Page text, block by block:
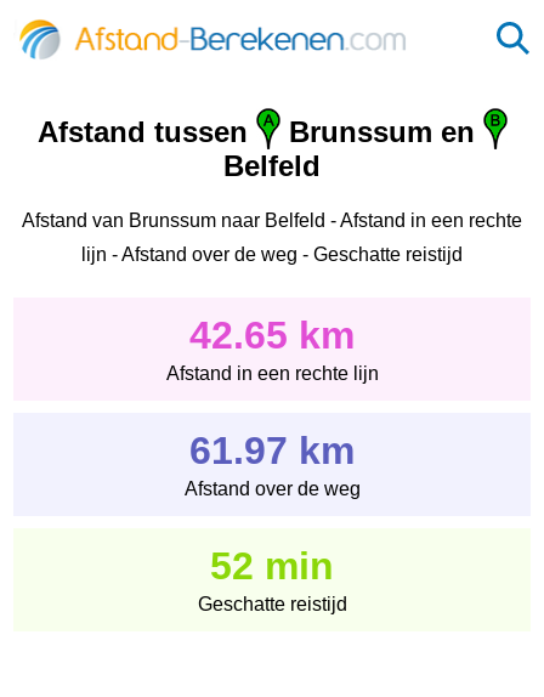
Afstand tussen
Brunssum en
Belfeld
Afstand van Brunssum naar Belfeld - Afstand in een rechte
lijn - Afstand over de weg - Geschatte reistijd
42.65 km
Afstand in een rechte lijn
61.97 km
Afstand over de weg
52 min
Geschatte reistijd